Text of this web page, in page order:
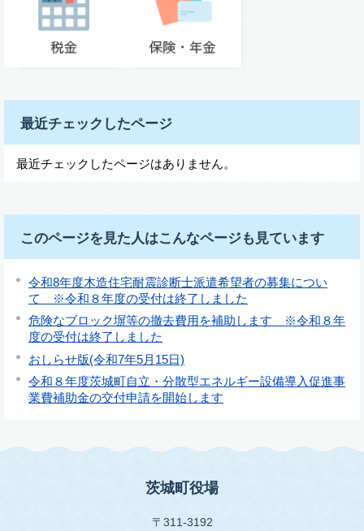
最近チェックしたページ
最近チェックしたページはありません。
このページを見た人はこんなページも見ています
令和8年度木造住宅耐震診断士派遣希望者の募集につい
て ※令和８年度の受付は終了しました
危険なブロック塀等の撤去費用を補助します ※令和８年
度の受付は終了しました
おしらせ版(令和7年5月15日)
令和８年度茨城町自立・分散型エネルギー設備導入促進事
業費補助金の交付申請を開始します
茨城町役場
〒311-3192